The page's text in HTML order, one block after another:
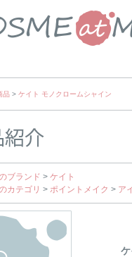
品 > ケイト モノクロームシャイン
ブランド > ケイト
カテゴリ > ポイントメイク > ア
ケ